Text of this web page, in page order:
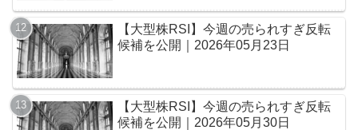
【大型株RSI】今週の売られすぎ反転
候補を公開｜2026年05月23日
【大型株RSI】今週の売られすぎ反転
候補を公開｜2026年05月30日